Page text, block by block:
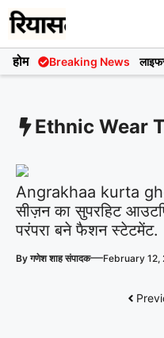
Skip
to
content
होम Breaking News
Ethnic Wear
Angrakhaa kurta
सीज़न का सुपरहिट
परंपरा बने फैशन स्टेटमेंट.
Byगणेश शाह संपादक—February 12,